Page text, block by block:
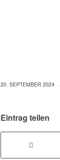
20. SEPTEMBER 2024
Eintrag teilen